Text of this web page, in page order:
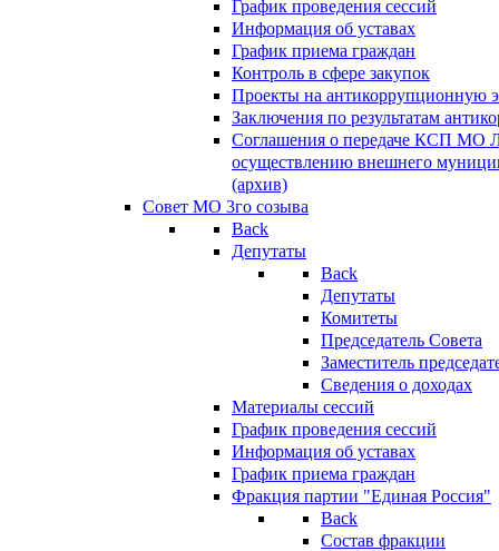
График проведения сессий
Информация об уставах
График приема граждан
Контроль в сфере закупок
Проекты на антикоррупционную
Заключения по результатам
Соглашения о передаче КСП МО
осуществлению внешнего
(архив)
Совет МО 3го созыва
Back
Депутаты
Back
Депутаты
Комитеты
Председатель Совета
Заместитель
Сведения о доходах
Материалы сессий
График проведения сессий
Информация об уставах
График приема граждан
Фракция партии "Единая Россия"
Back
Состав фракции